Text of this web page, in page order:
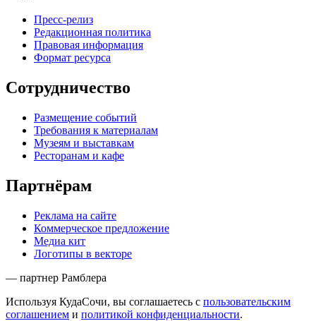
Пресс-релиз
Редакционная политика
Правовая информация
Формат ресурса
Сотрудничество
Размещение событий
Требования к материалам
Музеям и выставкам
Ресторанам и кафе
Партнёрам
Реклама на сайте
Коммерческое предложение
Медиа кит
Логотипы в векторе
— партнер Рамблера
Используя КудаСочи, вы соглашаетесь с пользовательским
соглашением и политикой конфиденциальности.